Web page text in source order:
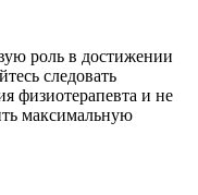
роль в достижении
следовать
физиотерапевта и не
максимальную